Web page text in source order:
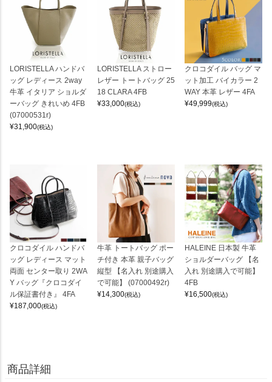
LORISTELLA ハンドバ
ッグ レディース 2way
牛革 イタリア ショルダ
ーバッグ きれいめ 4FB
(07000531r)
¥31,900(税込)
LORISTELLA ストロー
レザー トートバッグ 25
18 CLARA 4FB
¥33,000(税込)
クロコダイル バッグ マ
ット加工 バイカラー 2
WAY 本革 レザー 4FA
¥49,999(税込)
クロコダイル ハンドバ
ッグ レディース マット
両面 センター取り 2WA
Y バッグ『クロコダイ
ル保証書付き』 4FA
¥187,000(税込)
牛革 トートバッグ ポー
チ付き 本革 親子バッグ
縦型 【名入れ 別途購入
で可能】 (07000492r)
¥14,300(税込)
HALEINE 日本製 牛革
ショルダーバッグ 【名
入れ 別途購入で可能】
4FB
¥16,500(税込)
商品詳細